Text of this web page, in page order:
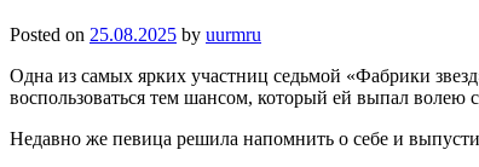
Posted on 25.08.2025 by uurmru
Одна из самых ярких участниц седьмой «Фабрики
воспользоваться тем шансом, который ей выпал волею
Недавно же певица решила напомнить о себе и